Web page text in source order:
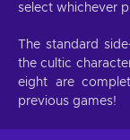
select whichever
The standard
the cultic
eight are
previous games!